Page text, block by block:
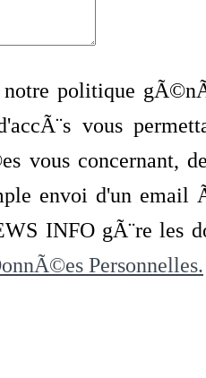
politique
vous
vous concernant,
envoi d'un
INFO gÃ¨re les
Personnelles.